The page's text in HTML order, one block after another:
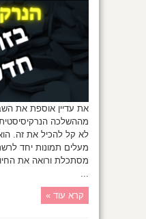
את עדיין אוספת את
מההשלכה הנרקיסיסטית
לא קל להכיל את זה.
מעלים תמונות יחד
מסתכלת ורואה את
קרא עוד »